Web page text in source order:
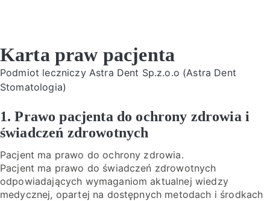
Karta praw pacjenta
Podmiot leczniczy Astra Dent Sp.z.o.o (Astra Dent
Stomatologia)
1. Prawo pacjenta do ochrony zdrowia i
świadczeń zdrowotnych
Pacjent ma prawo do ochrony zdrowia.
Pacjent ma prawo do świadczeń zdrowotnych
odpowiadających wymaganiom aktualnej wiedzy
medycznej, opartej na dostępnych metodach i środkach